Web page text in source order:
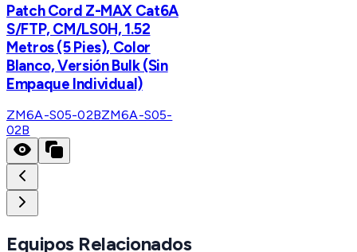
Patch Cord Z-MAX Cat6A
S/FTP, CM/LS0H, 1.52
Metros (5 Pies), Color
Blanco, Versión Bulk (Sin
Empaque Individual)
ZM6A-S05-02BZM6A-S05-
02B
Equipos Relacionados